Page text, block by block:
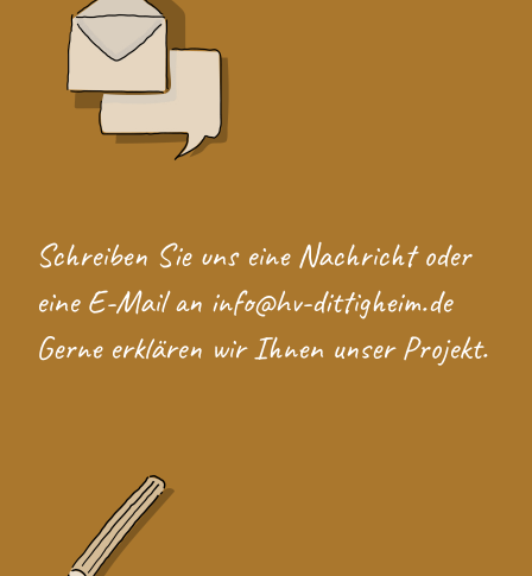
Schreiben Sie uns eine Nachrichtoder
eine E-Mail an info@hv-dittigheim.de
Gerne erklären wir Ihnen unser Projekt.